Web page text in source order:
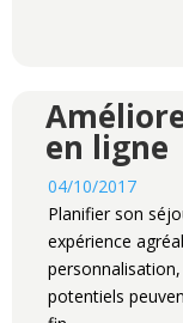
en ligne
04/10/2017
Planifier son
expérience
potentiels